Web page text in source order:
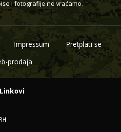
i fotografije ne vraćamo.
Impressum
Pretplati se
prodaja
Linkovi